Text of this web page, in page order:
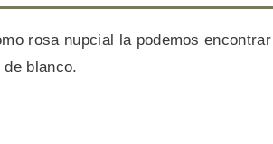
rosa nupcial la podemos
blanco.